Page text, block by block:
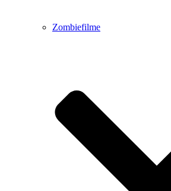
Zombiefilme